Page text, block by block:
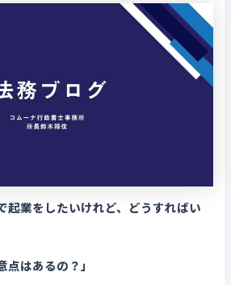
起業をしたいけれど、どうすればい
点はあるの？」